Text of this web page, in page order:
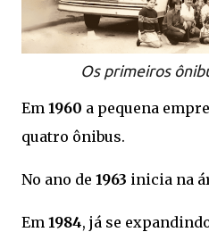
Os primeiros
Em 1960 a pequena
quatro ônibus.
No ano de 1963 inicia na
Em 1984, já se